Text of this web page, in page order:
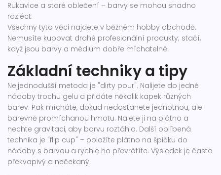
Rukavice a staré oblečení – barvy se mohou snadno
rozléct.
Všechny tyto věci najdete v běžném hobby obchodě.
Nemusíte kupovat drahé profesionální produkty; stačí,
když jsou barvy a médium dobře míchatelné.
Základní techniky a tipy
Nejjednodušší metoda je "dirty pour". Nalijete do jedné
nádoby trochu gelu a přidáte několik kapek různých
barev. Pak mícháte, dokud nedostanete jednotnou, ale
barevně promíchanou hmotu. Nalete ji na plátno a
nechte gravitaci, aby barvu roztáhla. Další oblíbená
technika je "flip cup" – položíte plátno na špičku do
nádoby s barvou a rychle ho převrátíte. Výsledek je často
překvapivý a nečekaný.